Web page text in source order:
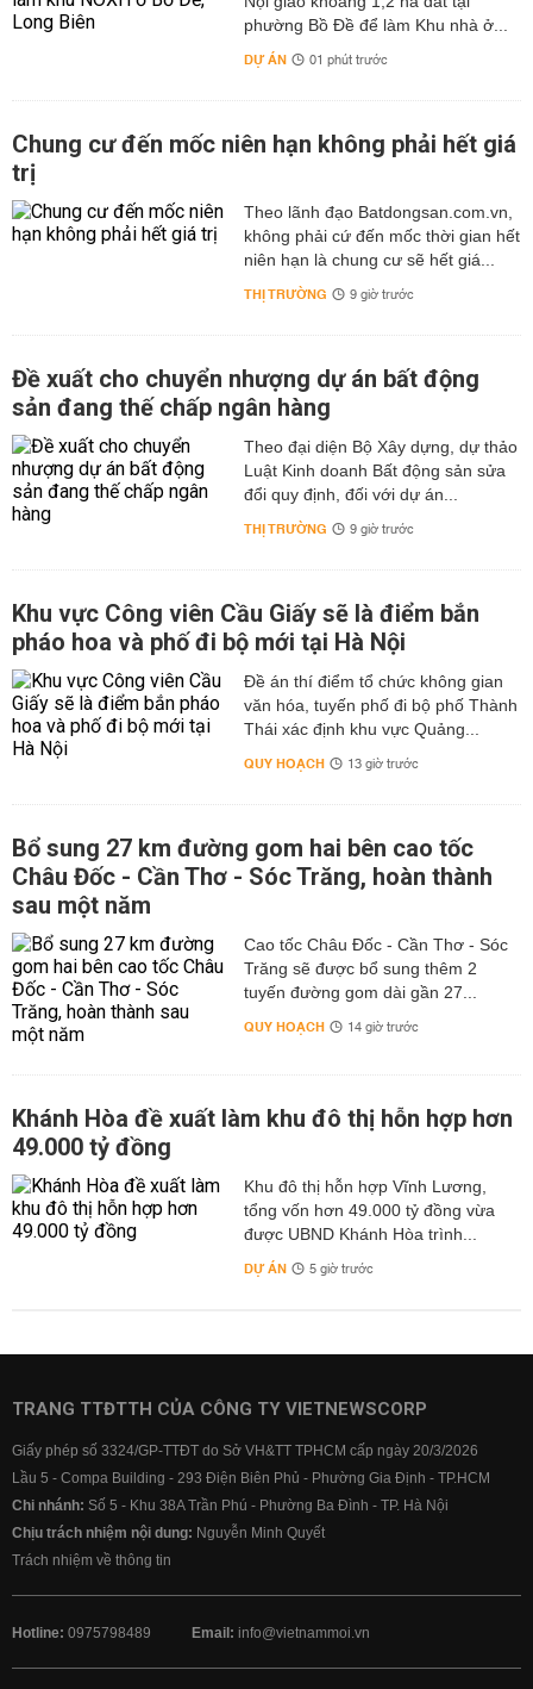
phường Bồ Đề để làm Khu nhà ở...
DỰ ÁN 01 phút trước
Chung cư đến mốc niên hạn không phải hết giá
trị
Theo lãnh đạo Batdongsan.com.vn,
không phải cứ đến mốc thời gian hết
niên hạn là chung cư sẽ hết giá...
THỊ TRƯỜNG 9 giờ trước
Đề xuất cho chuyển nhượng dự án bất động
sản đang thế chấp ngân hàng
Theo đại diện Bộ Xây dựng, dự thảo
Luật Kinh doanh Bất động sản sửa
đổi quy định, đối với dự án...
THỊ TRƯỜNG 9 giờ trước
Khu vực Công viên Cầu Giấy sẽ là điểm bắn
pháo hoa và phố đi bộ mới tại Hà Nội
Đề án thí điểm tổ chức không gian
văn hóa, tuyến phố đi bộ phố Thành
Thái xác định khu vực Quảng...
QUY HOẠCH 13 giờ trước
Bổ sung 27 km đường gom hai bên cao tốc
Châu Đốc - Cần Thơ - Sóc Trăng, hoàn thành
sau một năm
Cao tốc Châu Đốc - Cần Thơ - Sóc
Trăng sẽ được bổ sung thêm 2
tuyến đường gom dài gần 27...
QUY HOẠCH 14 giờ trước
Khánh Hòa đề xuất làm khu đô thị hỗn hợp hơn
49.000 tỷ đồng
Khu đô thị hỗn hợp Vĩnh Lương,
tổng vốn hơn 49.000 tỷ đồng vừa
được UBND Khánh Hòa trình...
DỰ ÁN 5 giờ trước
TRANG TTĐTTH CỦA CÔNG TY VIETNEWSCORP
Giấy phép số 3324/GP-TTĐT do Sở VH&TT TPHCM cấp ngày 20/3/2026
Lầu 5 - Compa Building - 293 Điện Biên Phủ - Phường Gia Định - TP.HCM
Chi nhánh: Số 5 - Khu 38A Trần Phú - Phường Ba Đình - TP. Hà Nội
Chịu trách nhiệm nội dung: Nguyễn Minh Quyết
Trách nhiệm về thông tin
Hotline: 0975798489 Email: info@vietnammoi.vn